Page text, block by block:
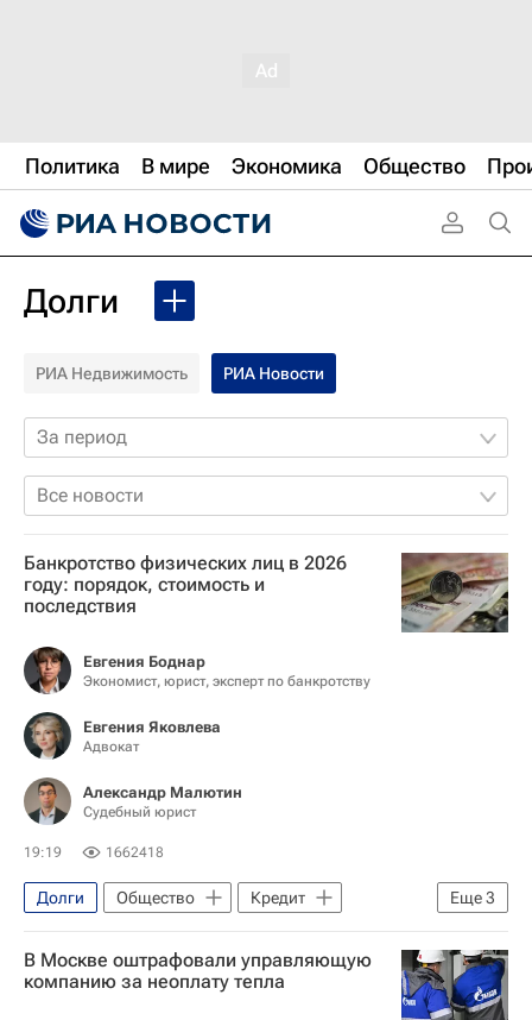
Политика В мире Экономика Общество
Долги
РИА Недвижимость РИА Новости
За период
Все новости
Банкротство физических лиц в 2026
году: порядок, стоимость и
последствия
Евгения Боднар
Экономист, юрист, эксперт по банкротству
Евгения Яковлева
Адвокат
Александр Малютин
Судебный юрист
19:19 1662418
Еще3
Долги Общество
Кредит
Федеральная служба судебных приставов (ФССП России)
Банки
Россия
В Москве оштрафовали управляющую
компанию за неоплату тепла